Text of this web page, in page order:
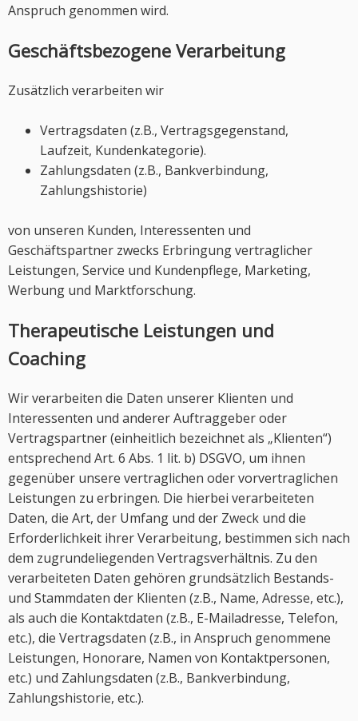
Anspruch genommen wird.
Geschäftsbezogene Verarbeitung
Zusätzlich verarbeiten wir
Vertragsdaten (z.B., Vertragsgegenstand,
Laufzeit, Kundenkategorie).
Zahlungsdaten (z.B., Bankverbindung,
Zahlungshistorie)
von unseren Kunden, Interessenten und
Geschäftspartner zwecks Erbringung vertraglicher
Leistungen, Service und Kundenpflege, Marketing,
Werbung und Marktforschung.
Therapeutische Leistungen und
Coaching
Wir verarbeiten die Daten unserer Klienten und
Interessenten und anderer Auftraggeber oder
Vertragspartner (einheitlich bezeichnet als „Klienten“)
entsprechend Art. 6 Abs. 1 lit. b) DSGVO, um ihnen
gegenüber unsere vertraglichen oder vorvertraglichen
Leistungen zu erbringen. Die hierbei verarbeiteten
Daten, die Art, der Umfang und der Zweck und die
Erforderlichkeit ihrer Verarbeitung, bestimmen sich nach
dem zugrundeliegenden Vertragsverhältnis. Zu den
verarbeiteten Daten gehören grundsätzlich Bestands-
und Stammdaten der Klienten (z.B., Name, Adresse, etc.),
als auch die Kontaktdaten (z.B., E-Mailadresse, Telefon,
etc.), die Vertragsdaten (z.B., in Anspruch genommene
Leistungen, Honorare, Namen von Kontaktpersonen,
etc.) und Zahlungsdaten (z.B., Bankverbindung,
Zahlungshistorie, etc.).